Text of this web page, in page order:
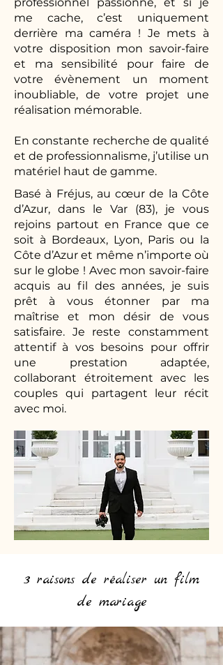
me cache, c’est uniquement
derrière ma caméra ! Je mets à
votre disposition mon savoir-faire
et ma sensibilité pour faire de
votre évènement un moment
inoubliable, de votre projet une
réalisation mémorable.
En constante recherche de qualité
et de professionnalisme, j’utilise un
matériel haut de gamme.
Basé à Fréjus, au cœur de la Côte
d’Azur, dans le Var (83), je vous
rejoins partout en France que ce
soit à Bordeaux, Lyon, Paris ou la
Côte d’Azur et même n’importe où
sur le globe ! Avec mon savoir-faire
acquis au fil des années, je suis
prêt à vous étonner par ma
maîtrise et mon désir de vous
satisfaire. Je reste constamment
attentif à vos besoins pour offrir
une prestation adaptée,
collaborant étroitement avec les
couples qui partagent leur récit
avec moi.
3 raisons de réaliser un film
de mariage